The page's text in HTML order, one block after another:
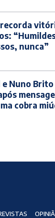
nunca”
Nuno Brito
cobra